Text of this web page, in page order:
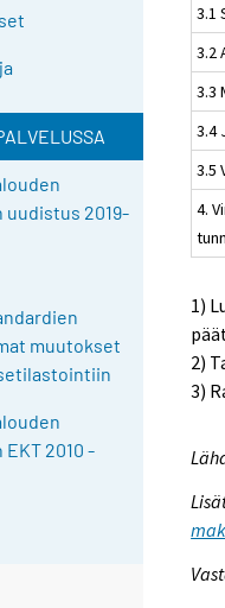
2019-
muutokset
2010 -
3.1
3.2
3.3
3.4
3.5
4.
1)
2)
3)